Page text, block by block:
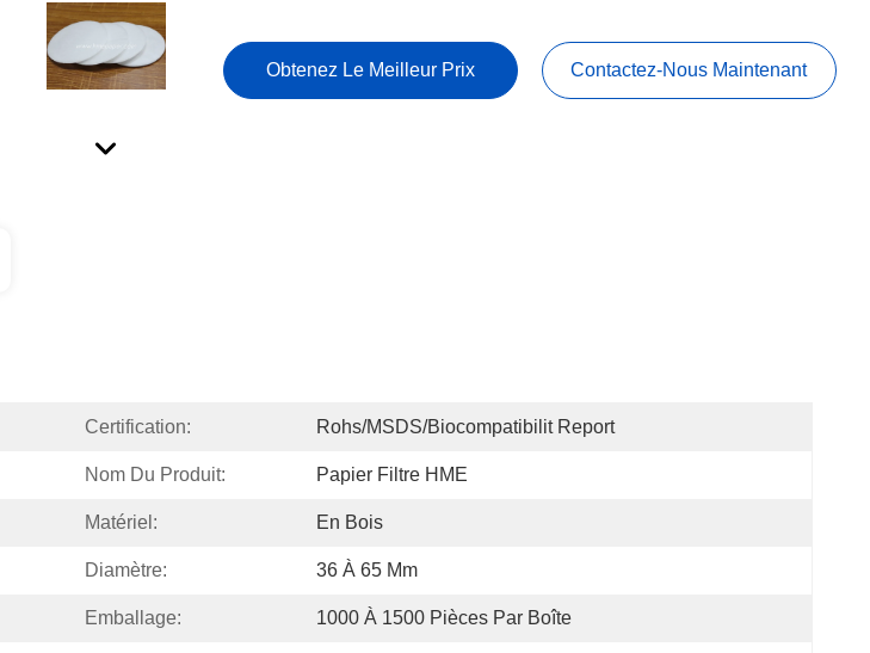
Obtenez Le Meilleur Prix Contactez-Nous Maintenant
Certification: Rohs/MSDS/Biocompatibilit Report
Nom Du Produit: Papier Filtre HME
Matériel: En Bois
Diamètre: 36 À 65 Mm
Emballage: 1000 À 1500 Pièces Par Boîte